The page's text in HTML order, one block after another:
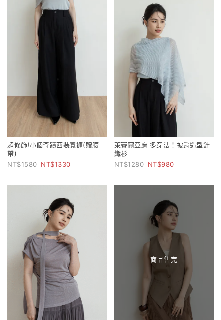
超修飾!小個奇蹟西裝寬褲(贈腰
帶)
1580
1330
萊賽爾亞麻 多穿法！披肩造型針
織衫
1280
980
商品售完